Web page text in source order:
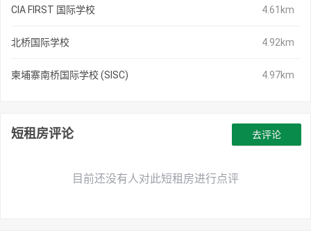
CIA FIRST 国际学校 4.61km
北桥国际学校 4.92km
柬埔寨南桥国际学校 (SISC) 4.97km
短租房评论
目前还没有人对此短租房进行点评
去评论